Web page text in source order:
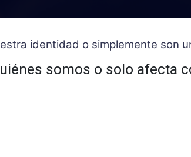
identidad o simplemente
somos o solo afecta